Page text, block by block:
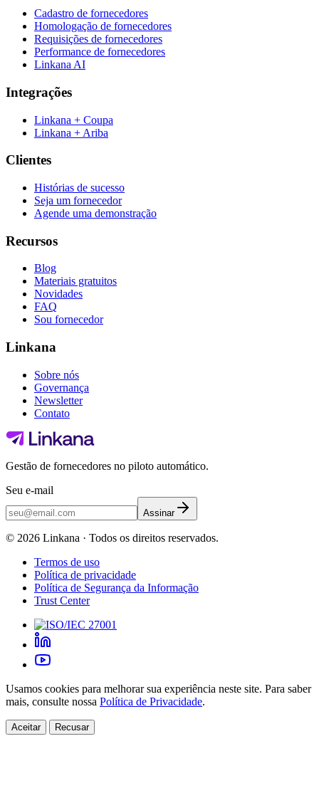
Cadastro de fornecedores
Homologação de fornecedores
Requisições de fornecedores
Performance de fornecedores
Linkana AI
Integrações
Linkana + Coupa
Linkana + Ariba
Clientes
Histórias de sucesso
Seja um fornecedor
Agende uma demonstração
Recursos
Blog
Materiais gratuitos
Novidades
FAQ
Sou fornecedor
Linkana
Sobre nós
Governança
Newsletter
Contato
Gestão de fornecedores no piloto automático.
Seu e-mail
Assinar
© 2026 Linkana · Todos os direitos reservados.
Termos de uso
Política de privacidade
Política de Segurança da Informação
Trust Center
Usamos cookies para melhorar sua experiência neste site. Para saber
mais, consulte nossa Política de Privacidade.
Aceitar Recusar